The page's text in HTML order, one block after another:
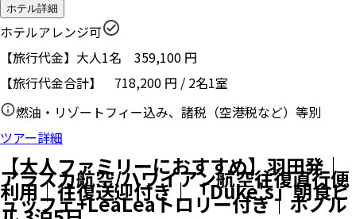
ホテル詳細
ホテルアレンジ可
【旅行代金】大人1名 359,100 円
【旅行代金合計】 718,200 円 / 2名1室
燃油・リゾートフィー込み、諸税（空港税など）等別
ツアー詳細
【大人ファミリーにおすすめ】羽田発｜
アラスカ航空/ハワイアン航空往復直行便
利用｜往復送迎付き｜「Duke's」朝食ビ
ュッフェ+LeaLeaトロリー付き｜ホノル